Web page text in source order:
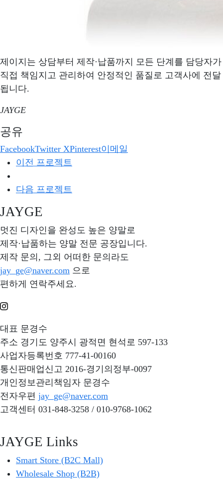
제이지는 상담부터 제작·납품까지 모든 단계를 담당자가
직접 책임지고 관리하여 안정적인 품질로 고객사에 전달
됩니다.
JAYGE
공유
FacebookTwitter XPinterest이메일
이전 프로젝트
다음 프로젝트
JAYGE
멋진 디자인을 완성도 높은 양말로
제작·납품하는 양말 전문 공장입니다.
제작 문의, 그외 어떠한 문의라도
jay_ge@naver.com 으로
편하게 연락주세요.
대표 문경수
주소 경기도 양주시 광적면 현석로 597-133
사업자등록번호 777-41-00160
통신판매업신고 2016-경기의정부-0097
개인정보관리책임자 문경수
전자우편 jay_ge@naver.com
고객센터 031-848-3258 / 010-9768-1062
JAYGE Links
Smart Store (B2C Mall)
Wholesale Shop (B2B)